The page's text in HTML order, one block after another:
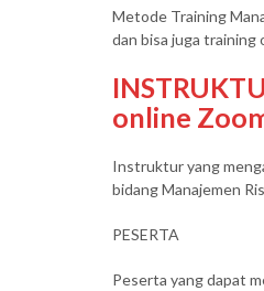
Metode Training
dan bisa juga
online
Instruktur yang
bidang Manajemen
PESERTA
Peserta yang dapat